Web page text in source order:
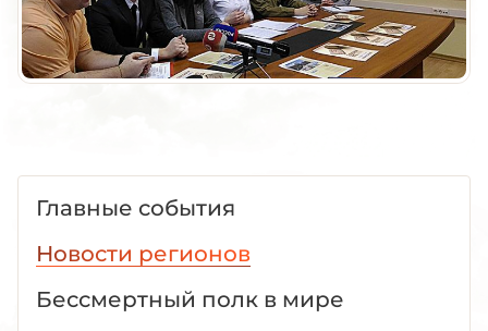
Главные события
Новости регионов
Бессмертный полк в мире